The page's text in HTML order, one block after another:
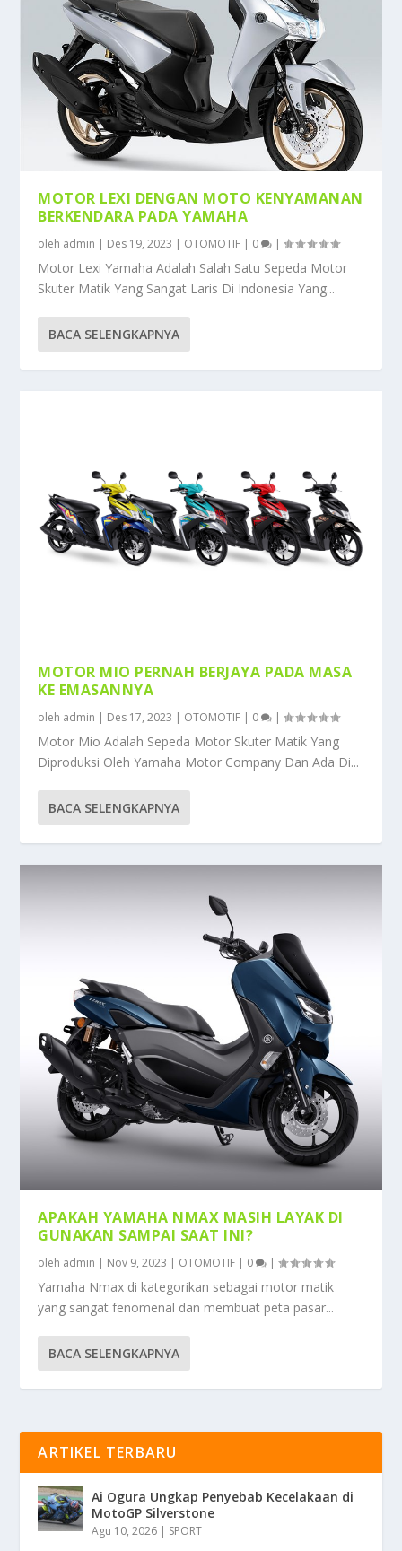
MOTOR LEXI DENGAN MOTO KENYAMANAN
BERKENDARA PADA YAMAHA
oleh admin | Des 19, 2023 | OTOMOTIF | 0 |
Motor Lexi Yamaha Adalah Salah Satu Sepeda Motor
Skuter Matik Yang Sangat Laris Di Indonesia Yang...
BACA SELENGKAPNYA
MOTOR MIO PERNAH BERJAYA PADA MASA
KE EMASANNYA
oleh admin | Des 17, 2023 | OTOMOTIF | 0 |
Motor Mio Adalah Sepeda Motor Skuter Matik Yang
Diproduksi Oleh Yamaha Motor Company Dan Ada Di...
BACA SELENGKAPNYA
APAKAH YAMAHA NMAX MASIH LAYAK DI
GUNAKAN SAMPAI SAAT INI?
oleh admin | Nov 9, 2023 | OTOMOTIF | 0 |
Yamaha Nmax di kategorikan sebagai motor matik
yang sangat fenomenal dan membuat peta pasar...
BACA SELENGKAPNYA
ARTIKEL TERBARU
Ai Ogura Ungkap Penyebab Kecelakaan di
MotoGP Silverstone
Agu 10, 2026 | SPORT